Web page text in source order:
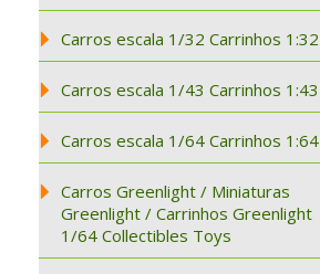
Carros escala 1/32 Carrinhos 1:32
Carros escala 1/43 Carrinhos 1:43
Carros escala 1/64 Carrinhos 1:64
Carros Greenlight / Miniaturas
Greenlight / Carrinhos Greenlight
1/64 Collectibles Toys